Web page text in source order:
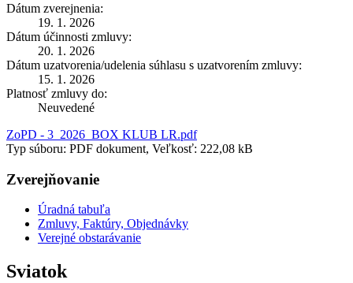
Dátum zverejnenia:
19. 1. 2026
Dátum účinnosti zmluvy:
20. 1. 2026
Dátum uzatvorenia/udelenia súhlasu s uzatvorením zmluvy:
15. 1. 2026
Platnosť zmluvy do:
Neuvedené
ZoPD - 3_2026_BOX KLUB LR.pdf
Typ súboru: PDF dokument, Veľkosť: 222,08 kB
Zverejňovanie
Úradná tabuľa
Zmluvy, Faktúry, Objednávky
Verejné obstarávanie
Sviatok